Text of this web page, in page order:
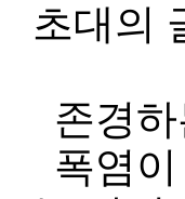
초대의
존경
폭염